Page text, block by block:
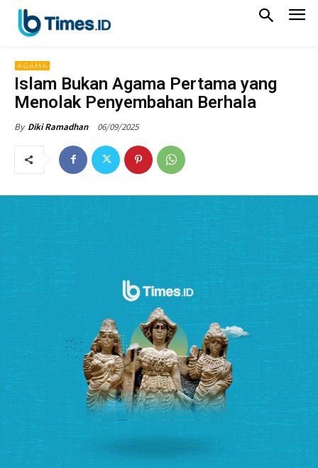
AGAMA
Islam Bukan Agama Pertama yang
Menolak Penyembahan Berhala
By Diki Ramadhan 06/09/2025